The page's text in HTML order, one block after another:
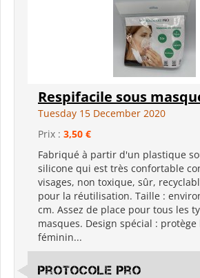
Respifacile sous
Tuesday 15 December 2020
Prix : 3,50 €
Fabriqué à partir d'un plastique
silicone qui est très confortable
visages, non toxique, sûr,
pour la réutilisation. Taille :
cm. Assez de place pour tous les
masques. Design spécial :
féminin...
Protocole Pro